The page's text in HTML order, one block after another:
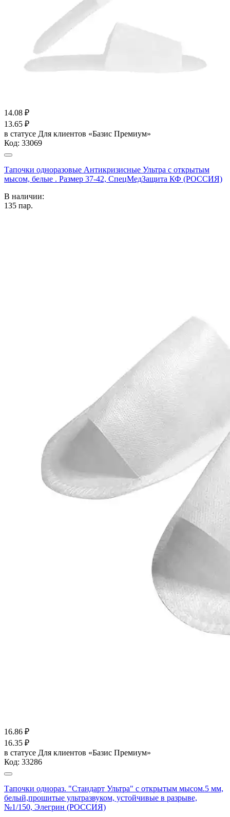
14.08 ₽
13.65 ₽
в статусе Для клиентов «Базис Премиум»
Код: 33069
Тапочки одноразовые Антикризисные Ультра с открытым
мысом, белые . Размер 37-42, СпецМедЗащита КФ (РОССИЯ)
В наличии:
135 пар.
16.86 ₽
16.35 ₽
в статусе Для клиентов «Базис Премиум»
Код: 33286
Тапочки однораз. "Стандарт Ультра" с открытым мысом.5 мм,
белый,прошитые ультразвуком, устойчивые в разрыве,
№1/150, Элегрин (РОССИЯ)